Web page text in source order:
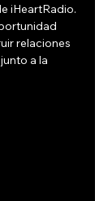
iHeartRadio.
relaciones
a la